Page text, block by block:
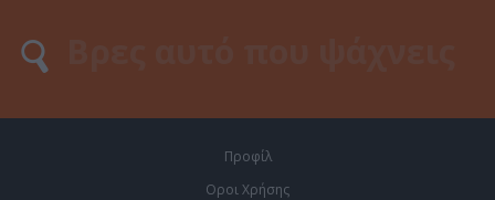
Προφίλ
Οροι Χρήσης